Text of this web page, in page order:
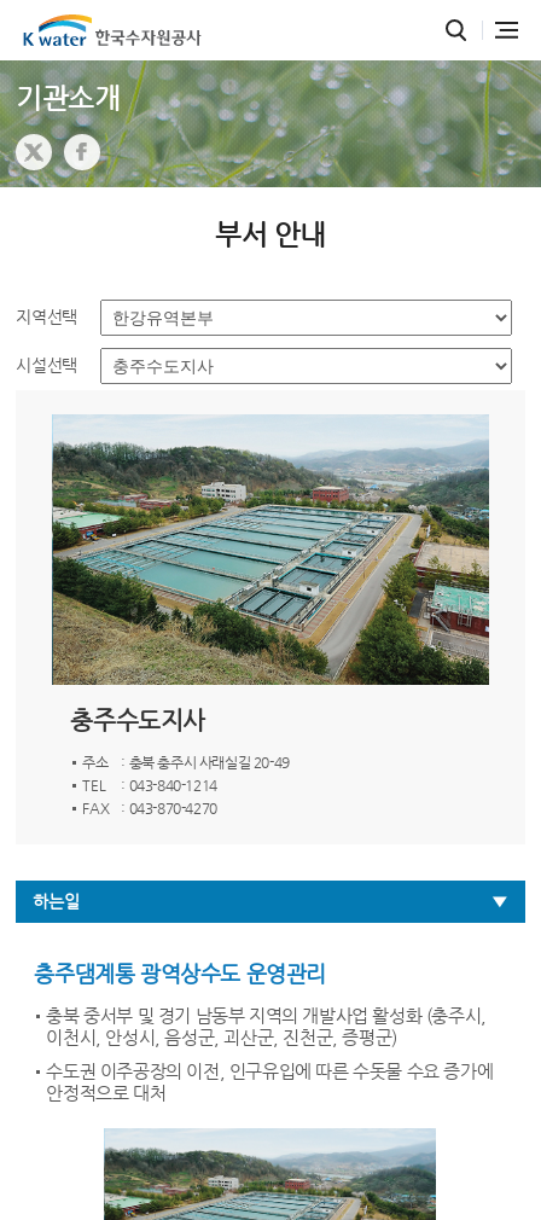
기관소개
부서 안내
지역선택
시설선택
충주수도지사
주소
: 충북 충주시 사래실길 20-49
TEL
: 043-840-1214
FAX
: 043-870-4270
하는일
충주댐계통 광역상수도 운영관리
충북 중서부 및 경기 남동부 지역의 개발사업 활성화 (충주시,
이천시, 안성시, 음성군, 괴산군, 진천군, 증평군)
수도권 이주공장의 이전, 인구유입에 따른 수돗물 수요 증가에
안정적으로 대처